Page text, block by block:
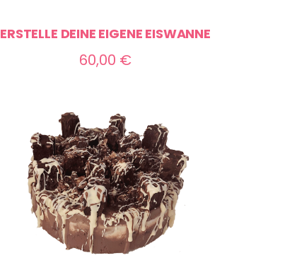
ERSTELLE DEINE EIGENE EISWANNE
60,00 €